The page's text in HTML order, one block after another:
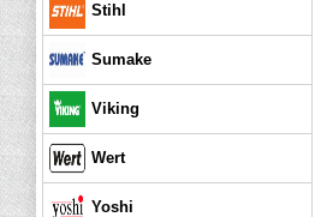
Stihl
Sumake
Viking
Wert
Yoshi